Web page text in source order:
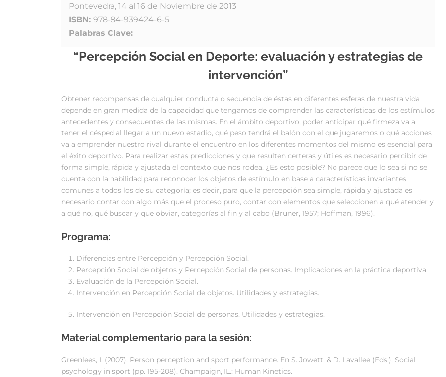
Pontevedra, 14 al 16 de Noviembre de 2013
ISBN: 978-84-939424-6-5
Palabras Clave:
“Percepción Social en Deporte: evaluación y estrategias de
intervención”
Obtener recompensas de cualquier conducta o secuencia de éstas en diferentes esferas de nuestra vida
depende en gran medida de la capacidad que tengamos de comprender las características de los estímulos
antecedentes y consecuentes de las mismas. En el ámbito deportivo, poder anticipar qué firmeza va a
tener el césped al llegar a un nuevo estadio, qué peso tendrá el balón con el que jugaremos o qué acciones
va a emprender nuestro rival durante el encuentro en los diferentes momentos del mismo es esencial para
el éxito deportivo. Para realizar estas predicciones y que resulten certeras y útiles es necesario percibir de
forma simple, rápida y ajustada el contexto que nos rodea. ¿Es esto posible? No parece que lo sea si no se
cuenta con la habilidad para reconocer los objetos de estímulo en base a características invariantes
comunes a todos los de su categoría; es decir, para que la percepción sea simple, rápida y ajustada es
necesario contar con algo más que el proceso puro, contar con elementos que seleccionen a qué atender y
a qué no, qué buscar y que obviar, categorías al fin y al cabo (Bruner, 1957; Hoffman, 1996).
Programa:
Diferencias entre Percepción y Percepción Social.
Percepción Social de objetos y Percepción Social de personas. Implicaciones en la práctica deportiva
Evaluación de la Percepción Social.
Intervención en Percepción Social de objetos. Utilidades y estrategias.
Intervención en Percepción Social de personas. Utilidades y estrategias.
Material complementario para la sesión:
Greenlees, I. (2007). Person perception and sport performance. En S. Jowett, & D. Lavallee (Eds.), Social
psychology in sport (pp. 195-208). Champaign, IL.: Human Kinetics.